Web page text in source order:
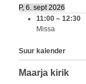
P, 6. sept 2026
11:00 – 12:30
Missa
Suur kalender
Maarja kirik